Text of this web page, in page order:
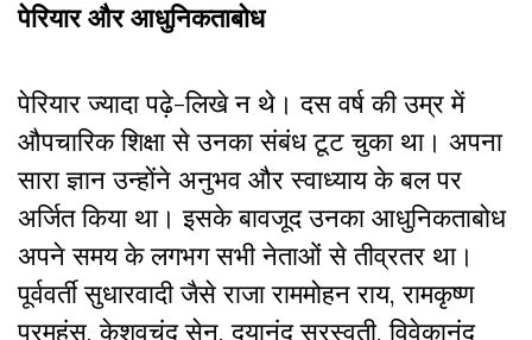
पेरियार और आधुनिकताबोध
पेरियार ज्यादा पढ़े-लिखे न थे। दस वर्ष की उम्र में
औपचारिक शिक्षा से उनका संबंध टूट चुका था। अपना
सारा ज्ञान उन्होंने अनुभव और स्वाध्याय के बल पर
अर्जित किया था। इसके बावजूद उनका आधुनिकताबोध
अपने समय के लगभग सभी नेताओं से तीव्रतर था।
पूर्ववर्ती सुधारवादी जैसे राजा राममोहन राय, रामकृष्ण
परमहंस, केशवचंद सेन, दयानंद सरस्वती, विवेकानंद